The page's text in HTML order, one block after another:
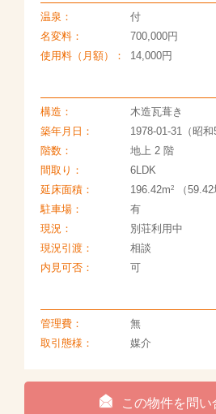
温泉：
付
名変料：
700,000円
使用料（月額）：
14,000円
構造：
木造瓦葺き
築年月日：
1978-01-31（昭和
階数：
地上 2 階
間取り：
6LDK
延床面積：
196.42m2（59.42
駐車場：
有
現況：
別荘利用中
現況引渡：
相談
内見可否：
可
管理費：
無
取引態様：
媒介
この物件を問い